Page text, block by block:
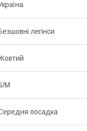
легінси
M
посадка